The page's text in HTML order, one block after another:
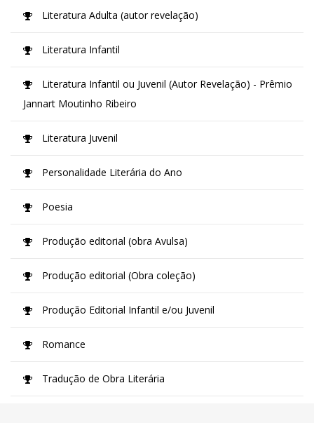
Literatura Adulta (autor revelação)
Literatura Infantil
Literatura Infantil ou Juvenil (Autor Revelação) - Prêmio
Jannart Moutinho Ribeiro
Literatura Juvenil
Personalidade Literária do Ano
Poesia
Produção editorial (obra Avulsa)
Produção editorial (Obra coleção)
Produção Editorial Infantil e/ou Juvenil
Romance
Tradução de Obra Literária